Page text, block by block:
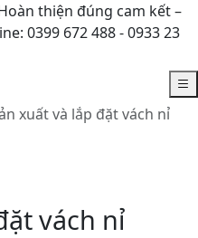
thiện đúng cam kết –
0399 672 488 - 0933 23
xuất và lắp đặt vách nỉ
vách nỉ